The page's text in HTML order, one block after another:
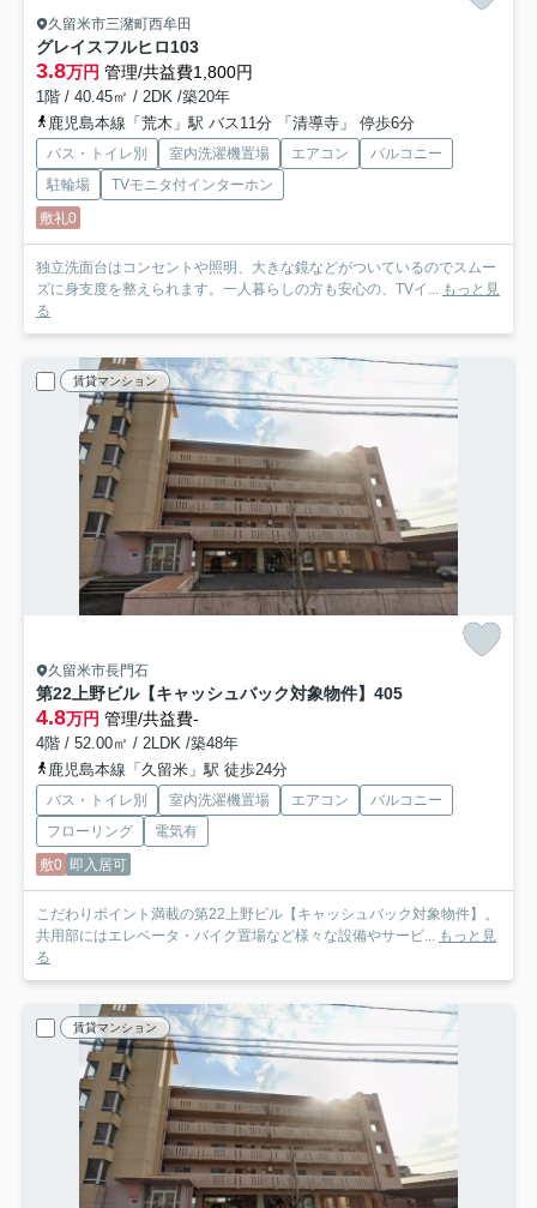
久留米市三潴町西牟田
グレイスフルヒロ103
3.8万円 管理/共益費1,800円
1階 / 40.45㎡ / 2DK /築20年
鹿児島本線「荒木」駅 バス11分 「清導寺」 停歩6分
バス・トイレ別 室内洗濯機置場 エアコン
バルコニー
駐輪場
TVモニタ付インターホン
敷礼0
独立洗面台はコンセントや照明、大きな鏡などがついているのでスムー
ズに身支度を整えられます。一人暮らしの方も安心の、TVイ...
もっと見
る
賃貸マンション
久留米市長門石
第22上野ビル【キャッシュバック対象物件】 405
4.8万円 管理/共益費-
4階 / 52.00㎡ / 2LDK /築48年
鹿児島本線「久留米」駅 徒歩24分
バス・トイレ別 室内洗濯機置場 エアコン
バルコニー
フローリング
電気有
敷0 即入居可
こだわりポイント満載の第22上野ビル【キャッシュバック対象物件】。
共用部にはエレベータ・バイク置場など様々な設備やサービ...
もっと見
る
賃貸マンション